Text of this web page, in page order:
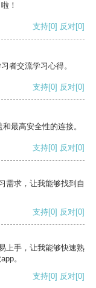
！
支持[0] 反对[0]
者交流学习心得。
支持[0] 反对[0]
最高安全性的连接。
支持[0] 反对[0]
需求，让我能够找到自
支持[0] 反对[0]
上手，让我能够快速熟
。
支持[0] 反对[0]